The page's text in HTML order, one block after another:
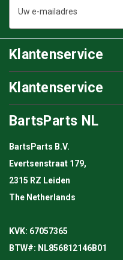
mailadres
Klantenservice
Klantenservice
BartsParts NL
BartsParts B.V.
Evertsenstraat 179,
2315 RZ Leiden
The Netherlands
KVK: 67057365
BTW#: NL856812146B01